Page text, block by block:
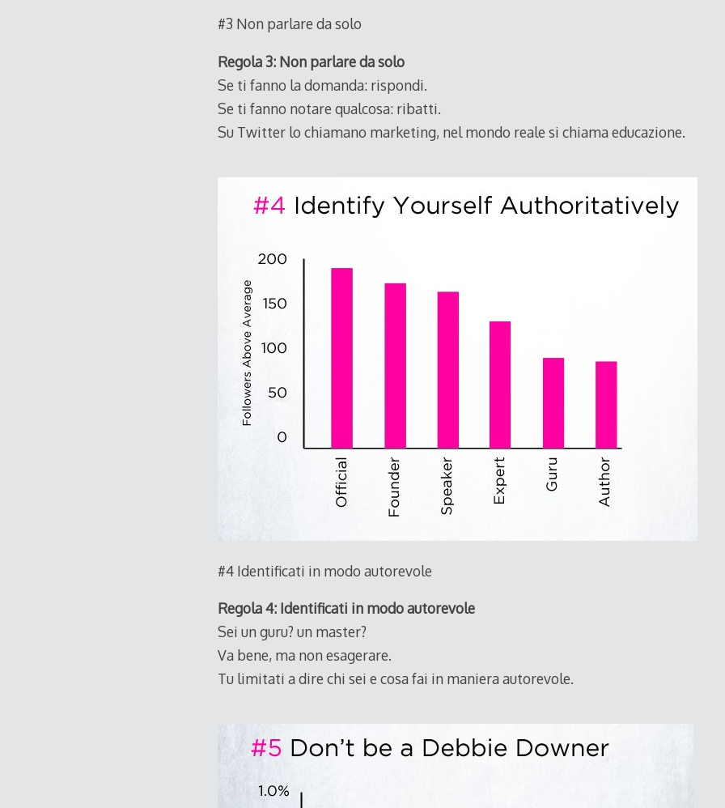
#3 Non parlare da solo
Regola 3: Non parlare da solo
Se ti fanno la domanda: rispondi.
Se ti fanno notare qualcosa: ribatti.
Su Twitter lo chiamano marketing, nel mondo reale si chiama educazione.
#4 Identificati in modo autorevole
Regola 4: Identificati in modo autorevole
Sei un guru? un master?
Va bene, ma non esagerare.
Tu limitati a dire chi sei e cosa fai in maniera autorevole.